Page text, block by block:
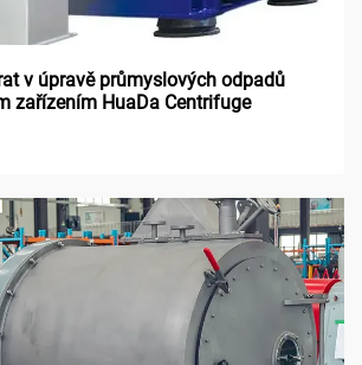
v úpravě průmyslových odpadů
zařízením HuaDa Centrifuge